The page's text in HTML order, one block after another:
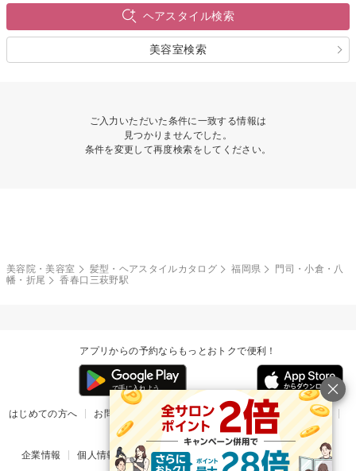
ヘアスタイル検索
美容室検索
ご入力いただいた条件に一致する情報は
見つかりませんでした。
条件を変更して再度検索をしてください。
美容院・美容室 髪型・ヘアスタイルカタログ 福岡県
門司・小倉・八
幡・折尾
香春口三萩野駅
アプリからの予約ならもっとおトクで便利！
はじめての方へ お問い合わせ ヘルプ リリース情報
利用規約
掲載ご希望のサロン様
企業情報 個人情報保護方針 楽天のサービス一覧 アプリ一覧